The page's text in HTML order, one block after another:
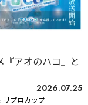
アオのハコ』と
2026.07.25
リプロカップ